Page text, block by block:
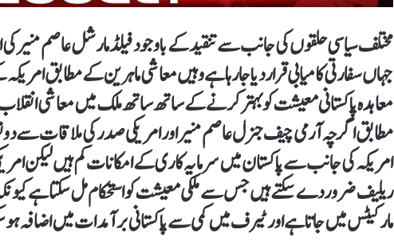
مختلف سیاسی حلقوں کی جانب سے تنقید کے باوجود فیلڈ مارشل عاصم منیر
جہاں سفارتی کامیابی قرار دیا جا رہا ہے وہیں معاشی ماہرین کے مطابق
معاہدہ پاکستانی معیشت کو بہتر کرنے کے ساتھ ساتھ ملک میں معاشی
مطابق اگرچہ آرمی چیف جنرل عاصم منیر اور امریکی صدر کی ملاقات سے
امریکہ کی جانب سے پاکستان میں سرمایہ کاری کے امکانات کم ہیں لیکن
ریلیف ضرور دے سکتے ہیں جس سے ملکی معیشت کو استحکام مل سکتا ہے کیونکہ
مارکیٹس میں جاتا ہے اور ٹیرف میں کمی سے پاکستانی برآمدات میں اضافہ